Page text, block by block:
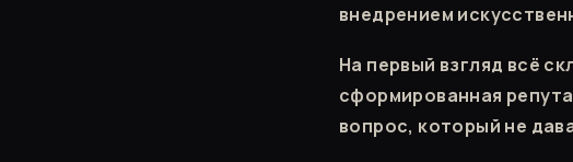
внедрением
На первый взгляд всё
сформированная
вопрос, который не